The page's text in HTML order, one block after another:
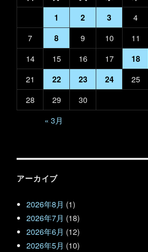
1
2 3 4
7
8 9 10 11
14
15 16 17 18
21
22 23 24 25
28
29
30
« 3月
アーカイブ
2026年8月 (1)
2026年7月 (18)
2026年6月 (12)
2026年5月 (10)